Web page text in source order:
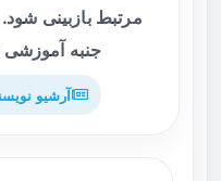
مرتبط بازبینی
جنبه آموزشی
آرشیو